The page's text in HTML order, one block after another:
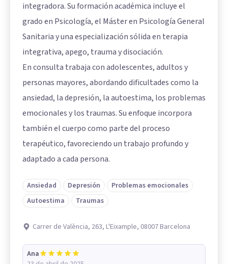
integradora. Su formación académica incluye el
grado en Psicología, el Máster en Psicología General
Sanitaria y una especialización sólida en terapia
integrativa, apego, trauma y disociación.
En consulta trabaja con adolescentes, adultos y
personas mayores, abordando dificultades como la
ansiedad, la depresión, la autoestima, los problemas
emocionales y los traumas. Su enfoque incorpora
también el cuerpo como parte del proceso
terapéutico, favoreciendo un trabajo profundo y
adaptado a cada persona.
Ansiedad Depresión
Problemas emocionales
Autoestima
Traumas
Carrer de València, 263, L'Eixample, 08007 Barcelona
Ana